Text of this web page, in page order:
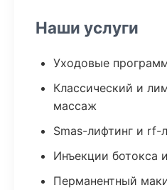
Наши услуги
Уходовые
Классический и
массаж
Smas-лифтинг и rf-
Инъекции ботокса
Перманентный